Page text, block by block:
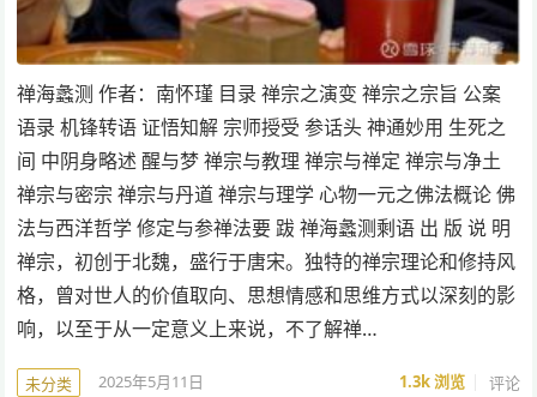
禅海蠡测 作者：南怀瑾 目录 禅宗之演变 禅宗之宗旨 公案
语录 机锋转语 证悟知解 宗师授受 参话头 神通妙用 生死之
间 中阴身略述 醒与梦 禅宗与教理 禅宗与禅定 禅宗与净土
禅宗与密宗 禅宗与丹道 禅宗与理学 心物一元之佛法概论 佛
法与西洋哲学 修定与参禅法要 跋 禅海蠡测剩语 出 版 说 明
禅宗，初创于北魏，盛行于唐宋。独特的禅宗理论和修持风
格，曾对世人的价值取向、思想情感和思维方式以深刻的影
响，以至于从一定意义上来说，不了解禅…
未分类 2025年5月11日 1.3k浏览 评论